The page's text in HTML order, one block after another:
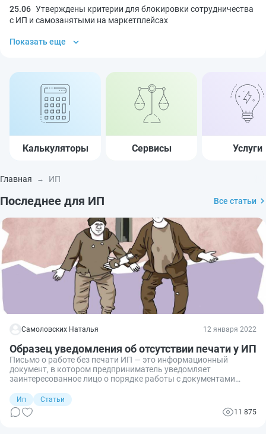
25.06 Утверждены критерии для блокировки сотрудничества
с ИП и самозанятыми на маркетплейсах
Показать еще
Калькуляторы Сервисы Услуги
Главная ИП
Последнее для ИП Все статьи
Самоловских Наталья 12 января 2022
Образец уведомления об отсутствии печати у ИП
Письмо о работе без печати ИП — это информационный
документ, в котором предприниматель уведомляет
заинтересованное лицо о порядке работы с документами
Ип
Статьи
11 875